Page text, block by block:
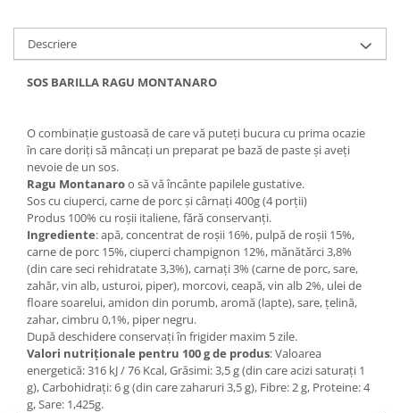
Bauturi aperitive, alcoolice
Apa italiana
Sucuri si bauturi racoritoare
Panettone cozonac italian,
Pandoro si Balocco
Produse fara gluten
Produse de panificatie
Produse de patiserie
Descriere
SOS BARILLA RAGU MONTANARO
O combinaţie gustoasă de care vă puteţi bucura cu prima ocazie
în care doriţi să mâncaţi un preparat pe bază de paste şi aveţi
nevoie de un sos.
Ragu Montanaroo să vă încânte papilele gustative.
Sos cu ciuperci, carne de porc și cârnați 400g (4 porții)
Produs 100% cu roșii italiene, fără conservanți.
Ingrediente: apă, concentrat de roșii 16%, pulpă de roșii 15%,
carne de porc 15%, ciuperci champignon 12%, mănătărci 3,8%
(din care seci rehidratate 3,3%), carnați 3% (carne de porc, sare,
zahăr, vin alb, usturoi, piper), morcovi, ceapă, vin alb 2%, ulei de
floare soarelui, amidon din porumb, aromă (lapte), sare, țelină,
zahar, cimbru 0,1%, piper negru.
După deschidere conservați în frigider maxim 5 zile.
Valori nutriționale pentru 100 g de produs: Valoarea
energetică: 316 kJ / 76 Kcal, Grăsimi: 3,5 g (din care acizi saturați 1
g), Carbohidrați: 6 g (din care zaharuri 3,5 g), Fibre: 2 g, Proteine: 4
g, Sare: 1,425g.